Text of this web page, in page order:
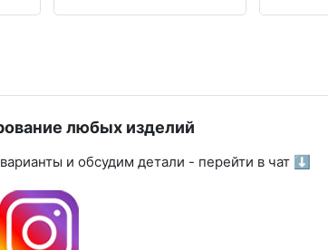
любых изделий
и обсудим детали - перейти в чат ⬇